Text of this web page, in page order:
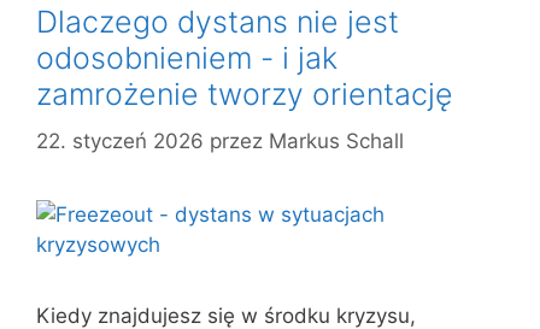
Dlaczego dystans nie jest
odosobnieniem - i jak
zamrożenie tworzy orientację
22. styczeń 2026 przez Markus Schall
Kiedy znajdujesz się w środku kryzysu,